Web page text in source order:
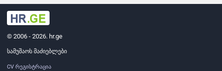
© 2006 - 2026. hr.ge
სამუშაოს მაძიებლები
CV რეგისტრაცია